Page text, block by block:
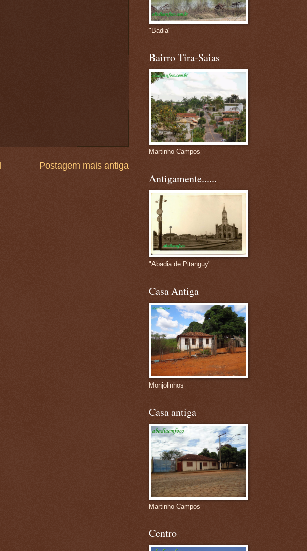
Postagem mais antiga
"Badia"
Bairro Tira-Saias
Martinho Campos
Antigamente......
"Abadia de Pitanguy"
Casa Antiga
Monjolinhos
Casa antiga
Martinho Campos
Centro